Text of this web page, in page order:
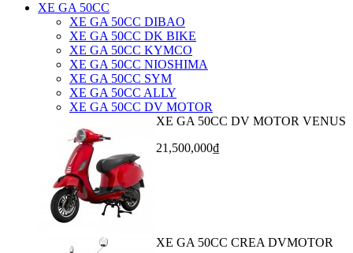
XE GA 50CC
XE GA 50CC DIBAO
XE GA 50CC DK BIKE
XE GA 50CC KYMCO
XE GA 50CC NIOSHIMA
XE GA 50CC SYM
XE GA 50CC ALLY
XE GA 50CC DV MOTOR
XE GA 50CC DV MOTOR VENUS
21,500,000₫
XE GA 50CC CREA DVMOTOR